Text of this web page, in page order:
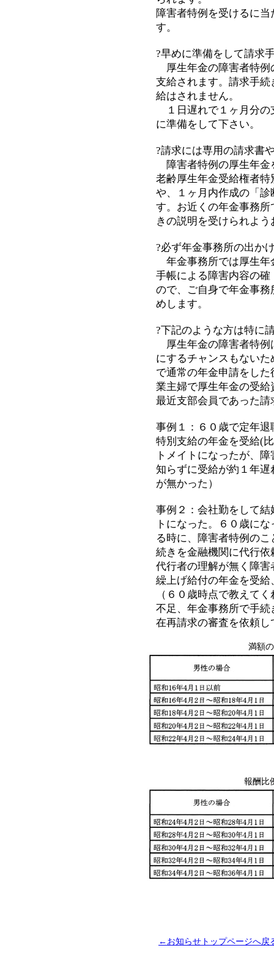
障害者特例を受けるに
す。
?早めに準備をして請求
厚生年金の障害者特例
支給されます。請求手
給はされません。
１日遅れで１ヶ月分の
に準備をして下さい。
?請求には専用の請求書
障害者特例の厚生年金
老齢厚生年金受給権者
や、１ヶ月内作成の「
す。お近くの年金事務
きの説明を受けられよ
?必ず年金事務所の出か
年金事務所では厚生年
手帳による障害内容の
ので、ご自身で年金事
めします。
?下記のような方は特に
厚生年金の障害者特例
にするチャンスもない
で通常の年金申請をし
業主婦で厚生年金の受
最近支部会員であった
事例１：６０歳で定年
特別支給の年金を受給(
トメイトになったが、
知らずに受給が約１年
が無かった）
事例２：会社勤をして
トになった。６０歳に
る時に、障害者特例の
続きを金融機関に代行
代行者の理解が無く障
繰上げ給付の年金を受
（６０歳時点で教えて
不足、年金事務所で手
在再請求の審査を依頼し
満額
報酬比
←お知らせトップページへ戻